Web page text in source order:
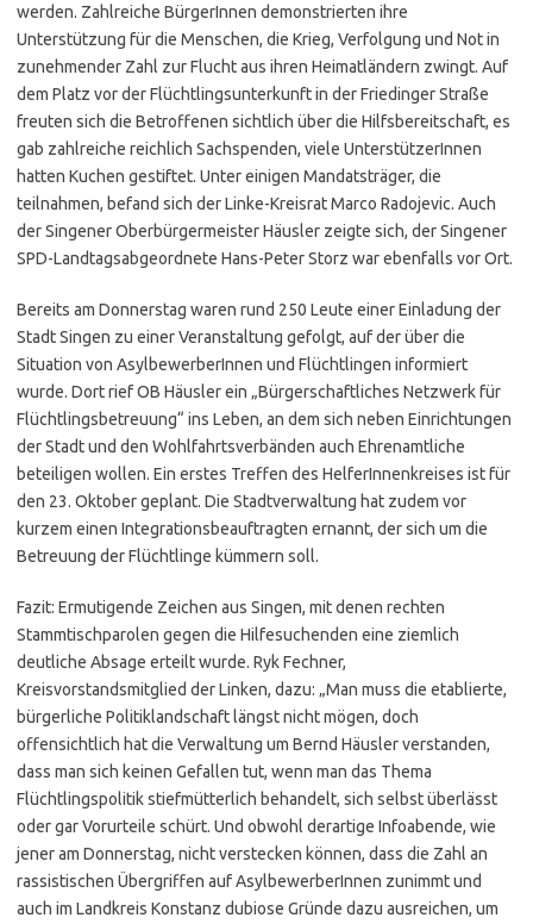
werden. Zahlreiche BürgerInnen demonstrierten ihre
Unterstützung für die Menschen, die Krieg, Verfolgung und Not in
zunehmender Zahl zur Flucht aus ihren Heimatländern zwingt. Auf
dem Platz vor der Flüchtlingsunterkunft in der Friedinger Straße
freuten sich die Betroffenen sichtlich über die Hilfsbereitschaft, es
gab zahlreiche reichlich Sachspenden, viele UnterstützerInnen
hatten Kuchen gestiftet. Unter einigen Mandatsträger, die
teilnahmen, befand sich der Linke-Kreisrat Marco Radojevic. Auch
der Singener Oberbürgermeister Häusler zeigte sich, der Singener
SPD-Landtagsabgeordnete Hans-Peter Storz war ebenfalls vor Ort.
Bereits am Donnerstag waren rund 250 Leute einer Einladung der
Stadt Singen zu einer Veranstaltung gefolgt, auf der über die
Situation von AsylbewerberInnen und Flüchtlingen informiert
wurde. Dort rief OB Häusler ein „Bürgerschaftliches Netzwerk für
Flüchtlingsbetreuung“ ins Leben, an dem sich neben Einrichtungen
der Stadt und den Wohlfahrtsverbänden auch Ehrenamtliche
beteiligen wollen. Ein erstes Treffen des HelferInnenkreises ist für
den 23. Oktober geplant. Die Stadtverwaltung hat zudem vor
kurzem einen Integrationsbeauftragten ernannt, der sich um die
Betreuung der Flüchtlinge kümmern soll.
Fazit: Ermutigende Zeichen aus Singen, mit denen rechten
Stammtischparolen gegen die Hilfesuchenden eine ziemlich
deutliche Absage erteilt wurde. Ryk Fechner,
Kreisvorstandsmitglied der Linken, dazu: „Man muss die etablierte,
bürgerliche Politiklandschaft längst nicht mögen, doch
offensichtlich hat die Verwaltung um Bernd Häusler verstanden,
dass man sich keinen Gefallen tut, wenn man das Thema
Flüchtlingspolitik stiefmütterlich behandelt, sich selbst überlässt
oder gar Vorurteile schürt. Und obwohl derartige Infoabende, wie
jener am Donnerstag, nicht verstecken können, dass die Zahl an
rassistischen Übergriffen auf AsylbewerberInnen zunimmt und
auch im Landkreis Konstanz dubiose Gründe dazu ausreichen, um